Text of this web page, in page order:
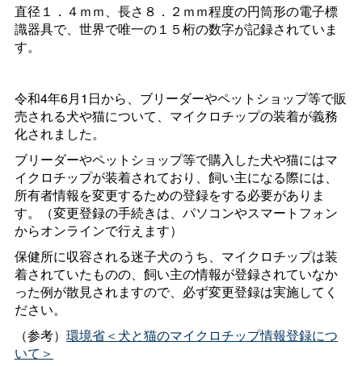
直径１．４ｍｍ、長さ８．２ｍｍ程度の円筒形の電子標
識器具で、世界で唯一の１５桁の数字が記録されていま
す。
令和4年6月1日から、ブリーダーやペットショップ等で販
売される犬や猫について、マイクロチップの装着が義務
化されました。
ブリーダーやペットショップ等で購入した犬や猫にはマ
イクロチップが装着されており、飼い主になる際には、
所有者情報を変更するための登録をする必要がありま
す。（変更登録の手続きは、パソコンやスマートフォン
からオンラインで行えます）
保健所に収容される迷子犬のうち、マイクロチップは装
着されていたものの、飼い主の情報が登録されていなか
った例が散見されますので、必ず変更登録は実施してく
ださい。
（参考） 環境省＜犬と猫のマイクロチップ情報登録につ
いて＞